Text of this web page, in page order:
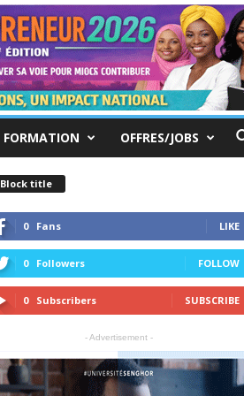
FORMATION OFFRES/JOBS
Block title
0 Fans LIKE
0 Followers FOLLOW
0 Subscribers SUBSCRIBE
- Advertisement -